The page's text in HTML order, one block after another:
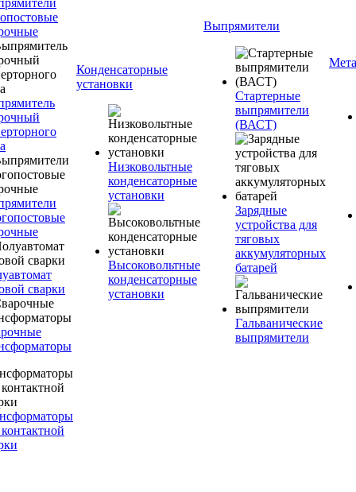
сварки
Конденсаторные
установки
Низковольтные
конденсаторные
установки
Высоковольтные
конденсаторные
установки
Выпрямители
Стартерные
выпрямители
(ВАСТ)
Зарядные
устройства для
тяговых
аккумуляторных
батарей
Гальванические
выпрямители